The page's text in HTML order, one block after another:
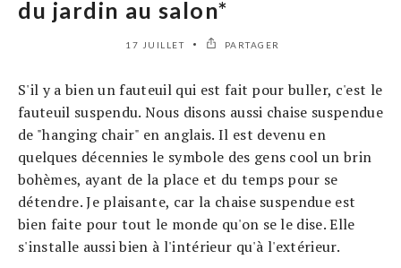
du jardin au salon*
17 JUILLET PARTAGER
S'il y a bien un fauteuil qui est fait pour buller, c'est le
fauteuil suspendu. Nous disons aussi chaise suspendue
de "hanging chair" en anglais. Il est devenu en
quelques décennies le symbole des gens cool un brin
bohèmes, ayant de la place et du temps pour se
détendre. Je plaisante, car la chaise suspendue est
bien faite pour tout le monde qu'on se le dise. Elle
s'installe aussi bien à l'intérieur qu'à l'extérieur.